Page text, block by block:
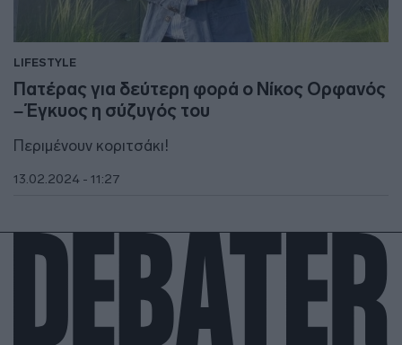
LIFESTYLE
Πατέρας για δεύτερη φορά ο Νίκος Ορφανός
– Έγκυος η σύζυγός του
Περιμένουν κοριτσάκι!
13.02.2024 - 11:27